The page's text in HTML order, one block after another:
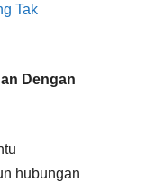
Tak
Dengan
hubungan